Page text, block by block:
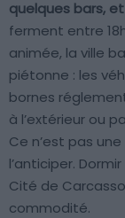
quelques bars,
ferment entre
animée, la ville
piétonne : les
bornes
à l’extérieur ou
Ce n’est pas
l’anticiper.
Cité de
commodité.